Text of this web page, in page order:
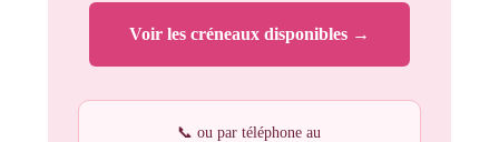
Voir les créneaux disponibles →
📞 ou par téléphone au